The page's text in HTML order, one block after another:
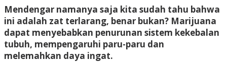
Mendengar namanya saja kita sudah tahu bahwa
ini adalah zat terlarang, benar bukan? Marijuana
dapat menyebabkan penurunan sistem kekebalan
tubuh, mempengaruhi paru-paru dan
melemahkan daya ingat.